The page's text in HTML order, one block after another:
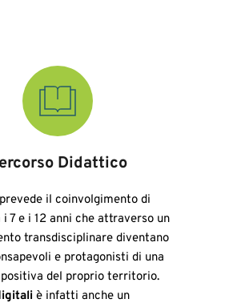
Didattico
il coinvolgimento di
7 e i 12 anni che attraverso un
transdisciplinare diventano
e protagonisti di una
del proprio territorio.
è infatti anche un